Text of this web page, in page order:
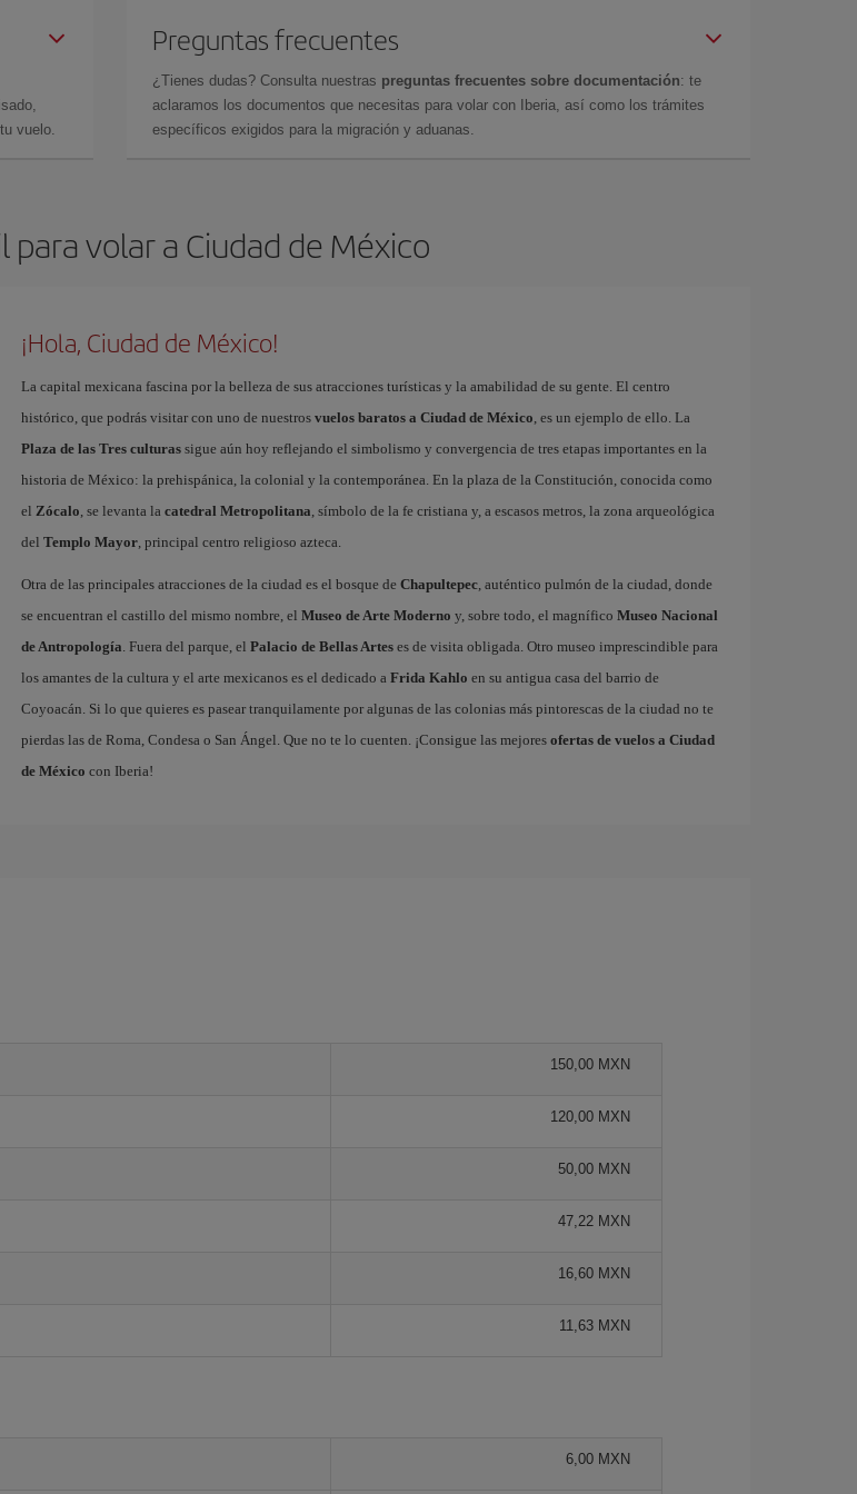
vuelo.
Preguntas frecuentes
¿Tienes dudas? Consulta nuestras preguntas frecuentes sobre documentación: te
aclaramos los documentos que necesitas para volar con Iberia, así como los trámites
específicos exigidos para la migración y aduanas.
volar a Ciudad de México
¡Hola, Ciudad de México!
La capital mexicana fascina por la belleza de sus atracciones turísticas y la amabilidad de su gente. El centro
histórico, que podrás visitar con uno de nuestros vuelos baratos a Ciudad de México, es un ejemplo de ello. La
Plaza de las Tres culturassigue aún hoy reflejando el simbolismo y convergencia de tres etapas importantes en la
historia de México: la prehispánica, la colonial y la contemporánea. En la plaza de la Constitución, conocida como
el Zócalo, se levanta la catedral Metropolitana, símbolo de la fe cristiana y, a escasos metros, la zona arqueológica
del Templo Mayor, principal centro religioso azteca.
Otra de las principales atracciones de la ciudad es el bosque de Chapultepec, auténtico pulmón de la ciudad, donde
se encuentran el castillo del mismo nombre, el Museo de Arte Moderno y, sobre todo, el magnífico Museo Nacional
de Antropología. Fuera del parque, el Palacio de Bellas Arteses de visita obligada. Otro museo imprescindible para
los amantes de la cultura y el arte mexicanos es el dedicado a Frida Kahlo en su antigua casa del barrio de
Coyoacán. Si lo que quieres es pasear tranquilamente por algunas de las colonias más pintorescas de la ciudad no te
pierdas las de Roma, Condesa o San Ángel. Que no te lo cuenten. ¡Consigue las mejores ofertas de vuelos a Ciudad
de México con Iberia!
150,00 MXN
120,00 MXN
50,00 MXN
47,22 MXN
16,60 MXN
11,63 MXN
6,00 MXN